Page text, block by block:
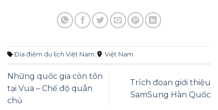
Địa điểm du lịch Việt Nam. Việt Nam
Những quốc gia còn tồn
tại Vua – Chế độ quân
chủ
Trích đoạn giới thiệu
SamSung Hàn Quốc